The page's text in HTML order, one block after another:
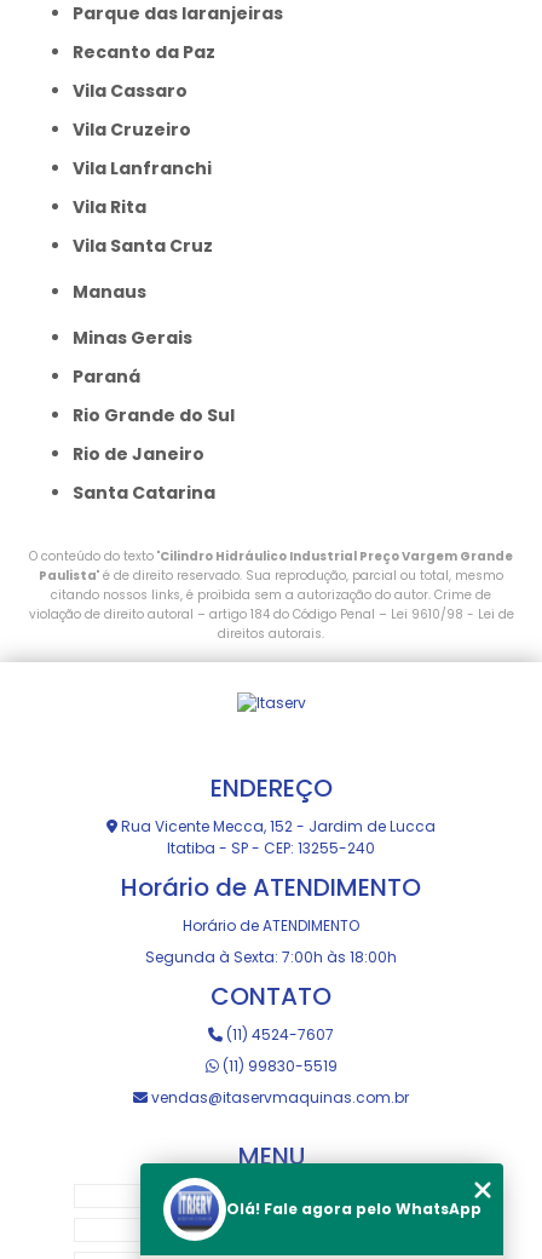
Parque das laranjeiras
Recanto da Paz
Vila Cassaro
Vila Cruzeiro
Vila Lanfranchi
Vila Rita
Vila Santa Cruz
Manaus
Minas Gerais
Paraná
Rio Grande do Sul
Rio de Janeiro
Santa Catarina
O conteúdo do texto "Cilindro Hidráulico Industrial Preço Vargem Grande
Paulista" é de direito reservado. Sua reprodução, parcial ou total, mesmo
citando nossos links, é proibida sem a autorização do autor. Crime de
violação de direito autoral – artigo 184 do Código Penal – Lei 9610/98 - Lei de
direitos autorais.
ENDEREÇO
Rua Vicente Mecca, 152 - Jardim de Lucca
Itatiba - SP - CEP: 13255-240
Horário de ATENDIMENTO
Horário de ATENDIMENTO
Segunda à Sexta: 7:00h às 18:00h
CONTATO
(11) 4524-7607
(11) 99830-5519
vendas@itaservmaquinas.com.br
MENU
Olá! Fale agora pelo WhatsApp